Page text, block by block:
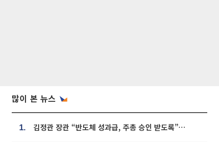
많이 본 뉴스
1. 김정관 장관 “반도체 성과급, 주총 승인 받도록”…상법·자본시장법 개정 시사